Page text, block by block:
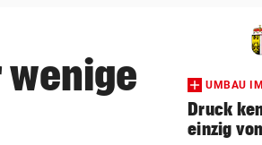
wenige
UMBAU
Druck
einzig